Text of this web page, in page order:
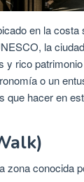
en la costa
la
y rico patrimonio
o un
que hacer en
zona conocida